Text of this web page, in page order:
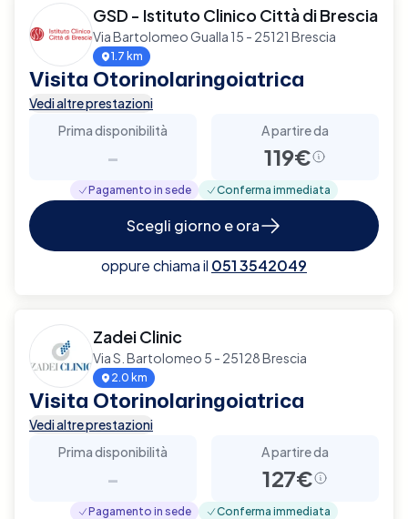
GSD - Istituto Clinico Città di Brescia
Via Bartolomeo Gualla 15 - 25121 Brescia
1.7 km
Visita Otorinolaringoiatrica
Vedi altre prestazioni
Prima disponibilità
-
A partire da
119€
Pagamento in sede Conferma immediata
Scegli giorno e ora
oppure chiama il 051 3542049
Zadei Clinic
Via S. Bartolomeo 5 - 25128 Brescia
2.0 km
Visita Otorinolaringoiatrica
Vedi altre prestazioni
Prima disponibilità
-
A partire da
127€
Pagamento in sede Conferma immediata